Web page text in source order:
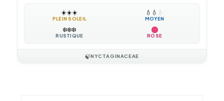
☀️☀️☀️
PLEIN SOLEIL
💧 💧 💧
MOYEN
❄️❄️❄️
RUSTIQUE ROSE
🍃NYCTAGINACEAE